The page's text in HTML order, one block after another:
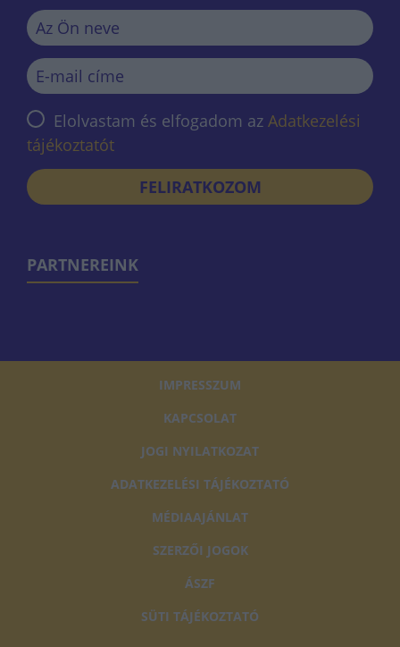
Elolvastam és elfogadom az Adatkezelési
tájékoztatót
FELIRATKOZOM
PARTNEREINK
IMPRESSZUM
KAPCSOLAT
JOGI NYILATKOZAT
ADATKEZELÉSI TÁJÉKOZTATÓ
MÉDIAAJÁNLAT
SZERZŐI JOGOK
ÁSZF
SÜTI TÁJÉKOZTATÓ